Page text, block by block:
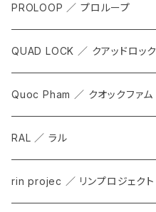
TOOL
PROLOOP ／ プロループ
QUAD LOCK ／ クアッドロック
Quoc Pham ／ クオックファム
RAL ／ ラル
rin projec ／ リンプロジェクト